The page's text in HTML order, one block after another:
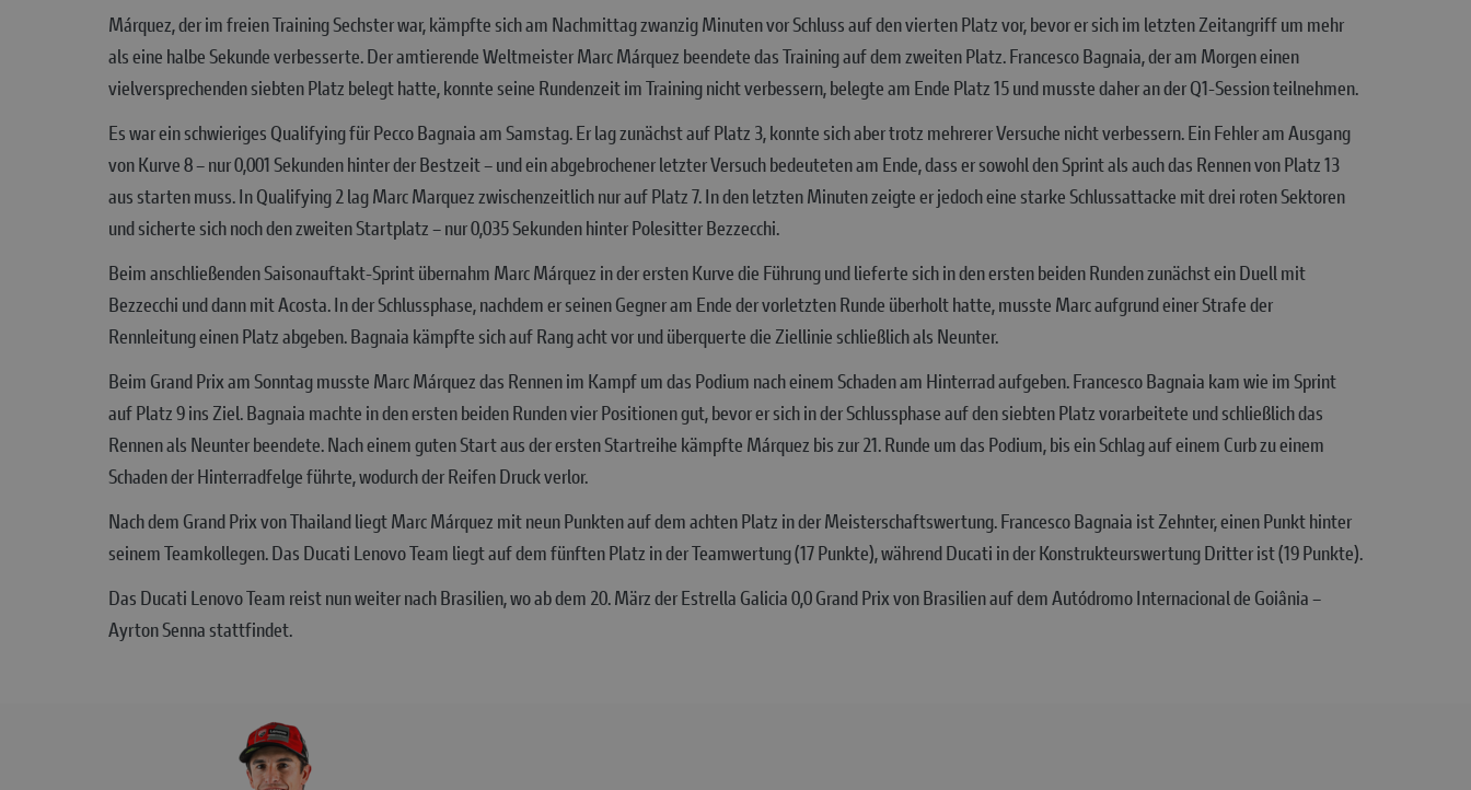
Márquez, der im freien Training Sechster war, kämpfte sich am Nachmittag zwanzig Minuten vor Schluss auf den vierten Platz vor, bevor er sich im letzten Zeitangriff um mehr
als eine halbe Sekunde verbesserte. Der amtierende Weltmeister Marc Márquez beendete das Training auf dem zweiten Platz. Francesco Bagnaia, der am Morgen einen
vielversprechenden siebten Platz belegt hatte, konnte seine Rundenzeit im Training nicht verbessern, belegte am Ende Platz 15 und musste daher an der Q1-Session teilnehmen.
Es war ein schwieriges Qualifying für Pecco Bagnaia am Samstag. Er lag zunächst auf Platz 3, konnte sich aber trotz mehrerer Versuche nicht verbessern. Ein Fehler am Ausgang
von Kurve 8 – nur 0,001 Sekunden hinter der Bestzeit – und ein abgebrochener letzter Versuch bedeuteten am Ende, dass er sowohl den Sprint als auch das Rennen von Platz 13
aus starten muss. In Qualifying 2 lag Marc Marquez zwischenzeitlich nur auf Platz 7. In den letzten Minuten zeigte er jedoch eine starke Schlussattacke mit drei roten Sektoren
und sicherte sich noch den zweiten Startplatz – nur 0,035 Sekunden hinter Polesitter Bezzecchi.
Beim anschließenden Saisonauftakt-Sprint übernahm Marc Márquez in der ersten Kurve die Führung und lieferte sich in den ersten beiden Runden zunächst ein Duell mit
Bezzecchi und dann mit Acosta. In der Schlussphase, nachdem er seinen Gegner am Ende der vorletzten Runde überholt hatte, musste Marc aufgrund einer Strafe der
Rennleitung einen Platz abgeben. Bagnaia kämpfte sich auf Rang acht vor und überquerte die Ziellinie schließlich als Neunter.
Beim Grand Prix am Sonntag musste Marc Márquez das Rennen im Kampf um das Podium nach einem Schaden am Hinterrad aufgeben. Francesco Bagnaia kam wie im Sprint
auf Platz 9 ins Ziel. Bagnaia machte in den ersten beiden Runden vier Positionen gut, bevor er sich in der Schlussphase auf den siebten Platz vorarbeitete und schließlich das
Rennen als Neunter beendete. Nach einem guten Start aus der ersten Startreihe kämpfte Márquez bis zur 21. Runde um das Podium, bis ein Schlag auf einem Curb zu einem
Schaden der Hinterradfelge führte, wodurch der Reifen Druck verlor.
Nach dem Grand Prix von Thailand liegt Marc Márquez mit neun Punkten auf dem achten Platz in der Meisterschaftswertung. Francesco Bagnaia ist Zehnter, einen Punkt hinter
seinem Teamkollegen. Das Ducati Lenovo Team liegt auf dem fünften Platz in der Teamwertung (17 Punkte), während Ducati in der Konstrukteurswertung Dritter ist (19 Punkte).
Das Ducati Lenovo Team reist nun weiter nach Brasilien, wo ab dem 20. März der Estrella Galicia 0,0 Grand Prix von Brasilien auf dem Autódromo Internacional de Goiânia –
Ayrton Senna stattfindet.